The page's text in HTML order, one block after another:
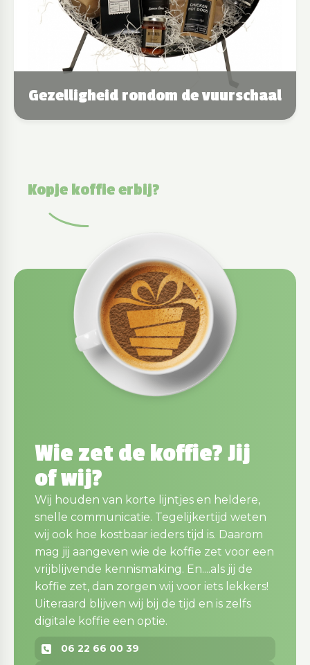
Gezelligheid rondom de vuurschaal
Kopje koffie erbij?
Wie zet de koffie? Jij
of wij?
Wij houden van korte lijntjes en heldere,
snelle communicatie. Tegelijkertijd weten
wij ook hoe kostbaar ieders tijd is. Daarom
mag jij aangeven wie de koffie zet voor een
vrijblijvende kennismaking. En....als jij de
koffie zet, dan zorgen wij voor iets lekkers!
Uiteraard blijven wij bij de tijd en is zelfs
digitale koffie een optie.
06 22 66 00 39